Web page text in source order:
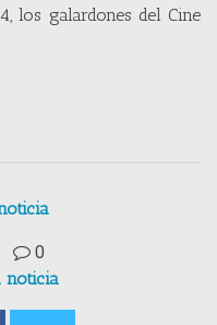
los galardones del Cine
0
noticia